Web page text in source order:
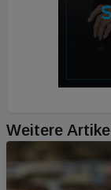
Weitere Artikel